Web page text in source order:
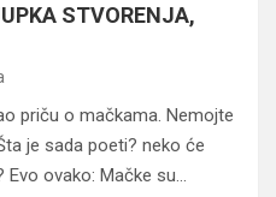
STVORENJA,
priču o mačkama. Nemojte
je sada poeti? neko će
ovako: Mačke su…